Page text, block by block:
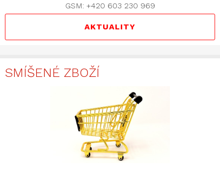
GSM: +420 603 230 969
AKTUALITY
SMÍŠENÉ ZBOŽÍ